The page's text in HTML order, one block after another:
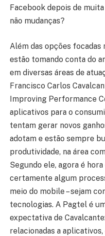
Facebook depois de
não mudanças?
Além das opções focadas
estão tomando conta do
em diversas áreas de
Francisco Carlos
Improving Performance
aplicativos para o
tentam gerar novos
adotam e estão sempre
produtividade, na área
Segundo ele, agora é
certamente algum
meio do mobile – sejam
tecnologias. A Pagtel é
expectativa de
relacionadas a